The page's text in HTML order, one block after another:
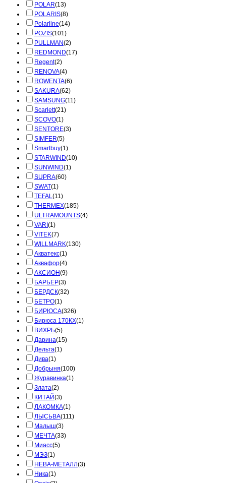
POLAR(13)
POLARIS(8)
Polarline(14)
POZIS(101)
PULLMAN(2)
REDMOND(17)
Regent(2)
RENOVA(4)
ROWENTA(6)
SAKURA(62)
SAMSUNG(11)
Scarlett(21)
SCOVO(1)
SENTORE(3)
SIMFER(5)
Smartbuy(1)
STARWIND(10)
SUNWIND(1)
SUPRA(60)
SWAT(1)
TEFAL (11)
THERMEX(185)
ULTRAMOUNTS(4)
VARI(1)
VITEK(7)
WILLMARK(130)
Акватекс(1)
Аквафор(4)
АКСИОН(9)
БАРЬЕР(3)
БЕРДСК(32)
БЕТРО(1)
БИРЮСА(326)
Бирюса 170КХ(1)
ВИХРЬ(5)
Дарина(15)
Дельта(1)
Дива(1)
Добрыня(100)
Журавинка(1)
Злата(2)
КИТАЙ(3)
ЛАКОМКА(1)
ЛЫСЬВА(111)
Малыш(3)
МЕЧТА(33)
Миасс(5)
МЭЗ(1)
НЕВА-МЕТАЛЛ(3)
Ника(1)